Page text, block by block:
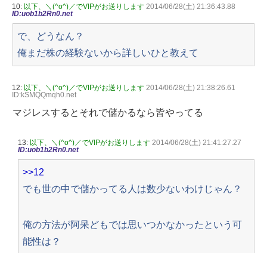
10: 以下、＼(^o^)／でVIPがお送りします 2014/06/28(土) 21:36:43.88
ID:uob1b2Rn0.net
で、どうなん？
俺まだ株の経験ないから詳しいひと教えて
12: 以下、＼(^o^)／でVIPがお送りします 2014/06/28(土) 21:38:26.61
ID:kSMQQmqh0.net
マジレスするとそれで儲かるなら皆やってる
13: 以下、＼(^o^)／でVIPがお送りします 2014/06/28(土) 21:41:27.27
ID:uob1b2Rn0.net
>>12
でも世の中で儲かってる人は数少ないわけじゃん？
俺の方法が阿呆どもでは思いつかなかったという可
能性は？